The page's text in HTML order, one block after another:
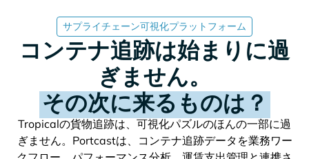
サプライチェーン可視化プラットフォーム
コンテナ追跡は始まりに過
ぎません。
その次に来るものは？
の貨物追跡は、可視化パズルのほんの一部に過
ぎません。Portcastは、コンテナ追跡データを業務ワー